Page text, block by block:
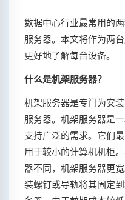
数据中心行业最常用的
服务器。本文将作为两
更好地了解每台设备。
什么是机架服务器？
机架服务器是专门为安
服务器。机架服务器是
支持广泛的需求。它们
用于较小的计算机机柜
器不同，机架服务器更
装螺钉或导轨将其固定